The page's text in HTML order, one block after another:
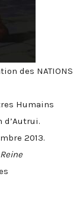
des NATIONS
Humains
2013.